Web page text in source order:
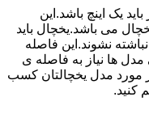
یک اینچ باشد.این
می باشد.یخچال باید
نشوند.این فاصله
ها نیاز به فاصله ی
مورد مدل یخچالتان کسب
کنید.